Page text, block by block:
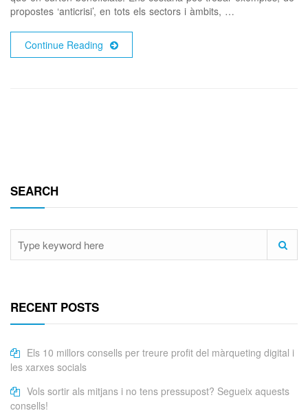
propostes ‘anticrisi’, en tots els sectors i àmbits, …
Continue Reading
SEARCH
RECENT POSTS
Els 10 millors consells per treure profit del màrqueting digital i
les xarxes socials
Vols sortir als mitjans i no tens pressupost? Segueix aquests
consells!